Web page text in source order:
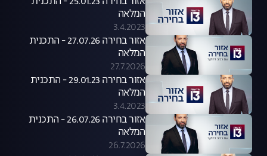
המלאה
3.4.2023
אזור בחירה 27.07.26 - התכנית
המלאה
27.7.2026
אזור בחירה 29.01.23 - התכנית
המלאה
3.4.2023
אזור בחירה 26.07.26 - התכנית
המלאה
26.7.2026